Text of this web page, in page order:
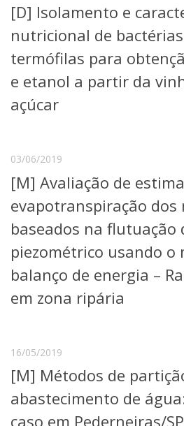
Linhas de Pesquisa
Centros, Núcleos e Projetos em
Pós-doutorado
Iniciação Científica
Transferência de Tecnologia
Empresas Juniores
Extensão à Comunidade
Bibliotecas
Apoio ao Estudante
Segurança, Trânsito e
RH, Administrativo e Financeiro
Outros serviços
Comunicação
Assessorias e Mídias
Aplicativos e Sites
Defesa de Teses
[D] Isolamento e
nutricional de
termófilas para
e etanol a partir da
açúcar
03/06/2019
[M] Avaliação de
evapotranspiração dos
baseados na flutuação
piezométrico usando o
balanço de energia –
em zona ripária
16/05/2019
[M] Métodos de
abastecimento de
caso em Pederneiras/SP